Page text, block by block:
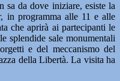
sa da dove iniziare, esiste la
in programma alle 11 e alle
che aprirà ai partecipanti le
splendide sale monumentali
e del meccanismo del
della Libertà. La visita ha